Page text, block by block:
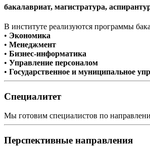
бакалавриат, магистратура,
В институте реализуются программы
• Экономика
• Менеджмент
• Бизнес-информатика
• Управление персоналом
• Государственное и муниципальное
Специалитет
Мы готовим специалистов по
Перспективные направления